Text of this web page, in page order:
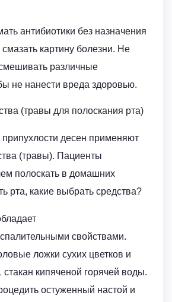
антибиотики без назначения
картину болезни. Не
различные
не нанести вреда здоровью.
(травы для полоскания рта)
десен применяют
(травы). Пациенты
полоскать в домашних
рта, какие выбрать средства?
свойствами.
ложки сухих цветков и
стакан кипяченой горячей воды.
остуженный настой и